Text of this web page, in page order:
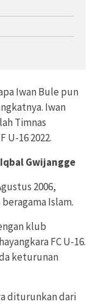
Iwan Bule pun
Iwan
Timnas
U-16 2022.
Gwijangge
2006,
Islam.
klub
FC U-16.
keturunan
diturunkan dari